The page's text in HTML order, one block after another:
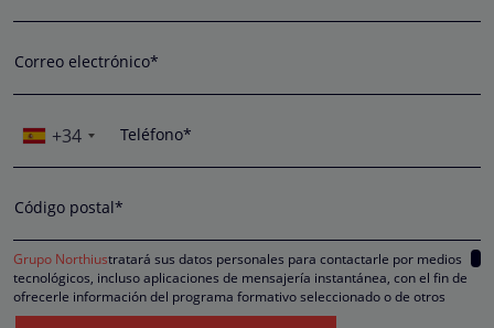
Correo electrónico*
+34 Teléfono*
Código postal*
Grupo Northiustratará sus datos personales para contactarle por medios
tecnológicos, incluso aplicaciones de mensajería instantánea, con el fin de
ofrecerle información del programa formativo seleccionado o de otros
directamente relacionados con el interés manifestado y, en su caso, para